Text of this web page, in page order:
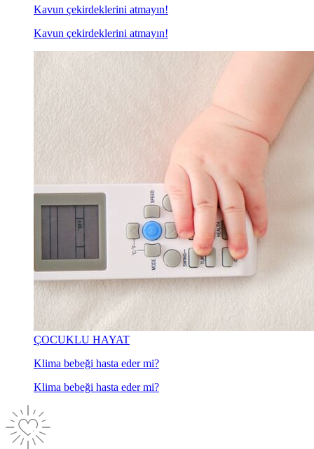
Kavun çekirdeklerini atmayın!
Kavun çekirdeklerini atmayın!
ÇOCUKLU HAYAT
Klima bebeği hasta eder mi?
Klima bebeği hasta eder mi?